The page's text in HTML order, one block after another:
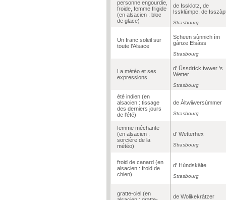
personne engourdie,
froide, femme frigide
(en alsacien : bloc
de glace)
de Issklotz, de
Issklùmpe, de
Strasbourg
Un franc soleil sur
toute l’Alsace
Scheen sùnnich ìm
gànze Elsàss
Strasbourg
La météo et ses
expressions
d' Üssdrìck ìwwer 's
Wetter
Strasbourg
été indien (en
alsacien : tissage
des derniers jours
de l'été)
de Àltwiiwersùmmer
Strasbourg
femme méchante
(en alsacien :
sorcière de la
météo)
d' Wetterhex
Strasbourg
froid de canard (en
alsacien : froid de
chien)
d' Hùndskälte
Strasbourg
gratte-ciel (en
de Wolikekràtzer